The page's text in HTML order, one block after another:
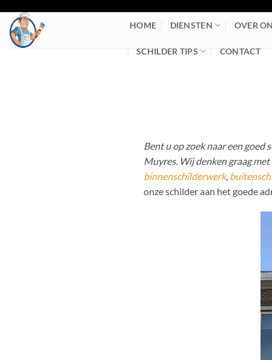
naar
inhoud
HOME DIENSTEN OVER
SCHILDER TIPS CONTACT
Bent u op zoek naar een
Muyres. Wij denken graag
binnenschilderwerk,
onze schilder aan het goede